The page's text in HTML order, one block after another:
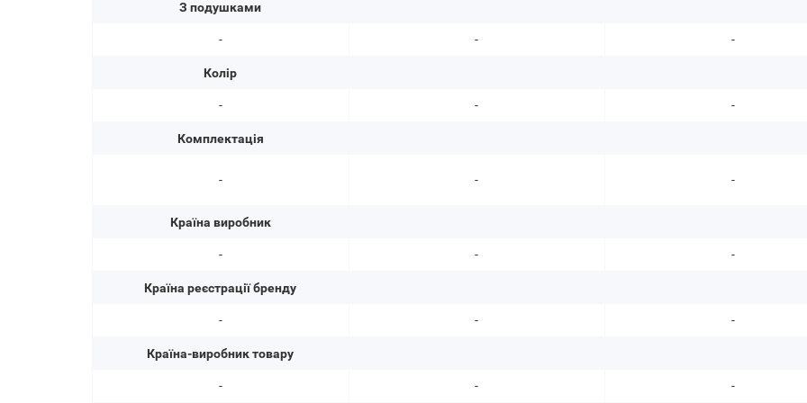
З подушками
-
Колір
-
Комплектація
-
Країна виробник
-
Країна реєстрації бренду
-
Країна-виробник товару
-
-
-
-
-
-
-
-
-
-
-
-
-